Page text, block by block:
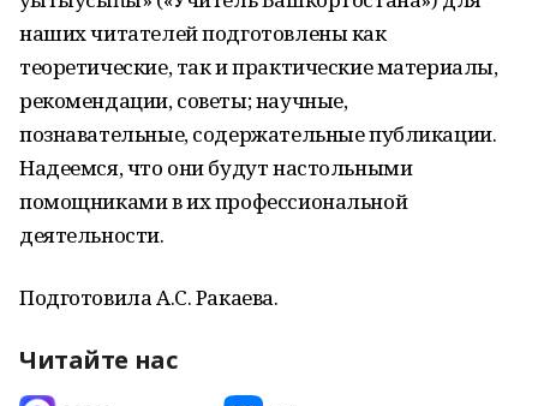
наших читателей подготовлены как
теоретические, так и практические материалы,
рекомендации, советы; научные,
познавательные, содержательные публикации.
Надеемся, что они будут настольными
помощниками в их профессиональной
деятельности.
Подготовила А.С. Ракаева.
Читайте нас